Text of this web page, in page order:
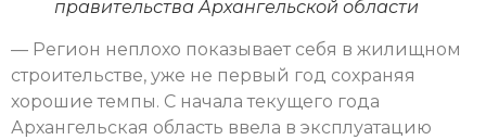
правительства Архангельской области
— Регион неплохо показывает себя в жилищном
строительстве, уже не первый год сохраняя
хорошие темпы. С начала текущего года
Архангельская область ввела в эксплуатацию